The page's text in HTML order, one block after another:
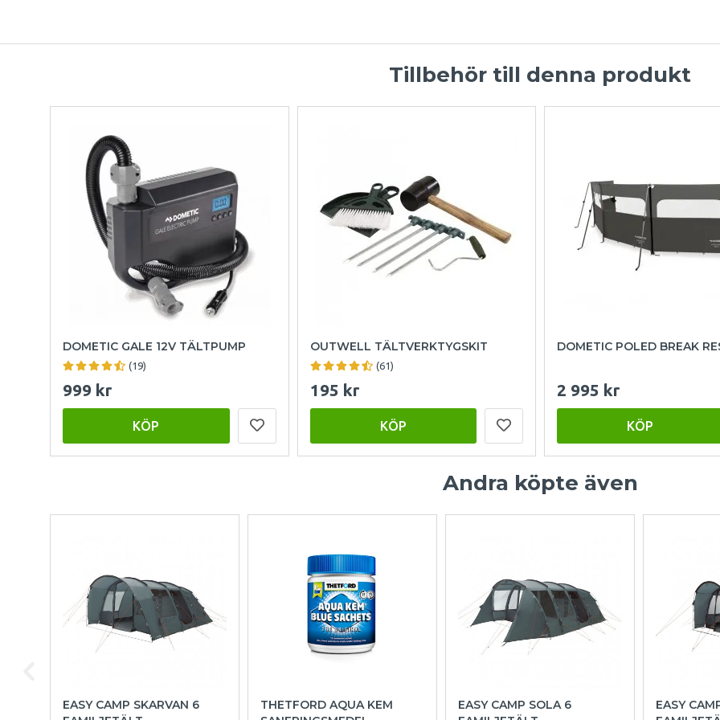
Tillbehör till denna produkt
DOMETIC GALE 12V TÄLTPUMP
(19)
999 kr
KÖP
OUTWELL TÄLTVERKTYGSKIT
(61)
195 kr
KÖP
DOMETIC POLED BREAK
2 995 kr
KÖP
Andra köpte även
EASY CAMP SKARVAN 6
THETFORD AQUA KEM
EASY CAMP SOLA 6
EASY